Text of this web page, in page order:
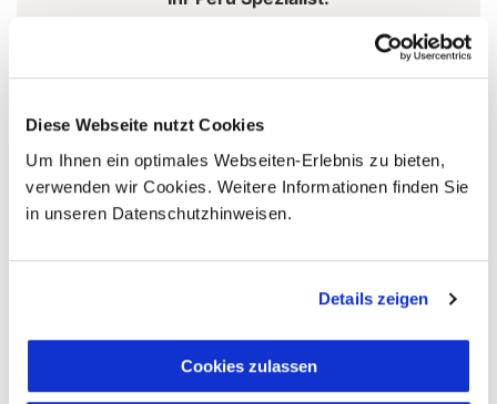
Diese Webseite nutzt Cookies
Um Ihnen ein optimales Webseiten-Erlebnis zu bieten,
verwenden wir Cookies. Weitere Informationen finden Sie
in unseren Datenschutzhinweisen.
Details zeigen
Cookies zulassen
Stephan Daniels
s.daniels@aventoura.de
die richtige Entscheidung treffen:
Fernreisespezialist mit über
25 Jahren Erfahrung!